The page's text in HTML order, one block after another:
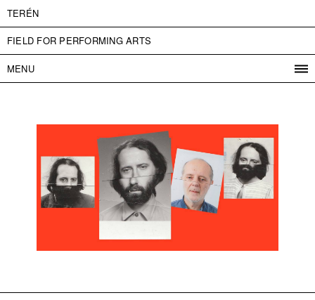
TERÉN
FIELD FOR PERFORMING ARTS
MENU
ABOUT US
ADMISSION
PRESS
ČESKY